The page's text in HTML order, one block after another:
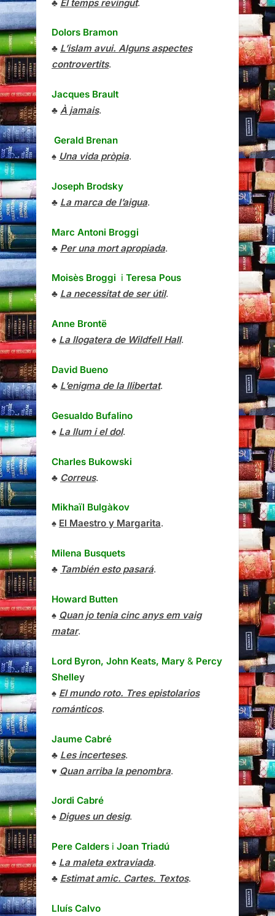
♣ El temps revingut.
Dolors Bramon
♣ L’islam avui. Alguns aspectes
controvertits.
Jacques Brault
♣ À jamais.
Gerald Brenan
♠ Una vida pròpia.
Joseph Brodsky
♣ La marca de l’aigua.
Marc Antoni Broggi
♣ Per una mort apropiada.
Moisès Broggi i Teresa Pous
♣ La necessitat de ser útil.
Anne Brontë
♠ La llogatera de Wildfell Hall.
David Bueno
♣ L’enigma de la llibertat.
Gesualdo Bufalino
♠ La llum i el dol.
Charles Bukowski
♣ Correus.
Mikhaïl Bulgàkov
♠ El Maestro y Margarita.
Milena Busquets
♣ También esto pasará.
Howard Butten
♠ Quan jo tenia cinc anys em vaig
matar.
Lord Byron, John Keats, Mary & Percy
Shelley
♠ El mundo roto. Tres epistolarios
románticos.
Jaume Cabré
♣ Les incerteses.
♥ Quan arriba la penombra.
Jordi Cabré
♠ Digues un desig.
Pere Calders i Joan Triadú
♠ La maleta extraviada.
♣ Estimat amic. Cartes. Textos.
Lluís Calvo